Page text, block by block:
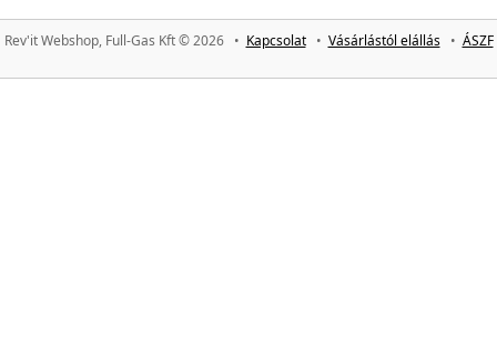
Rev'it Webshop, Full-Gas Kft © 2026 • Kapcsolat• Vásárlástól elállás• ÁSZF